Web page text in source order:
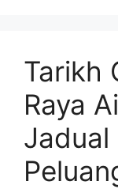
Tarikh
Raya
Jadual